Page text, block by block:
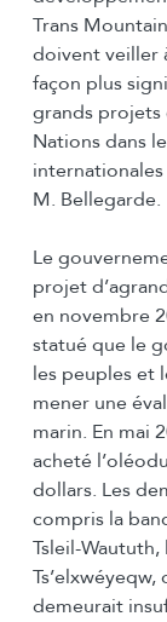
Trans
doivent veiller
façon plus
grands projets
Nations dans
internationales
M. Bellegarde.
Le
projet
en novembre
statué que le
les peuples et
mener une
marin. En mai
acheté
dollars. Les
compris la
Tsleil-
demeurait